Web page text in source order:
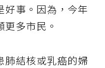
好事。因為，今年
多市民。
肺結核或乳癌的婦